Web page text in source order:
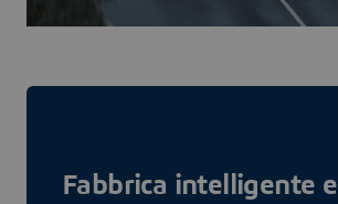
Fabbrica intelligente e